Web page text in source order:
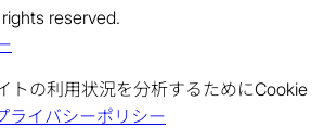
reserved.
トの利用状況を分析するためにCookie
ライバシーポリシー